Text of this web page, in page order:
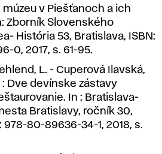
v Piešťanoch a ich
Zborník Slovenského
História 53, Bratislava, ISBN:
0, 2017, s. 61-95.
L. - Cuperová Ilavská,
: Dve devínske zástavy
. In : Bratislava-
Bratislavy, ročník 30,
978-80-89636-34-1, 2018, s.